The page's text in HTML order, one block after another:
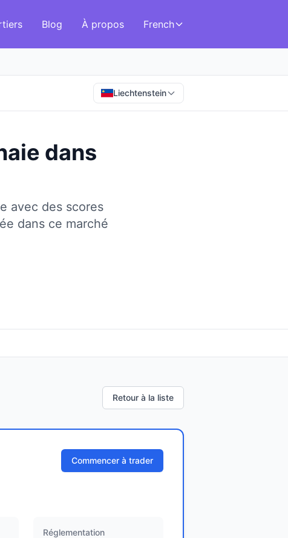
Blog À propos French
Liechtenstein
dans
avec des scores
dans ce marché
Retour à la liste
Commencer à trader
Réglementation